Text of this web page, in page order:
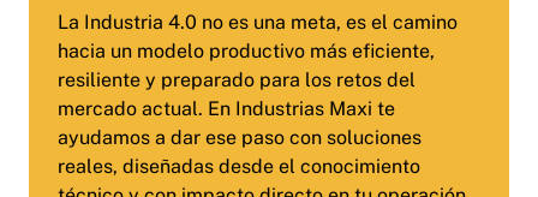
La Industria 4.0 no es una meta, es el camino
hacia un modelo productivo más eficiente,
resiliente y preparado para los retos del
mercado actual. En Industrias Maxi te
ayudamos a dar ese paso con soluciones
reales, diseñadas desde el conocimiento